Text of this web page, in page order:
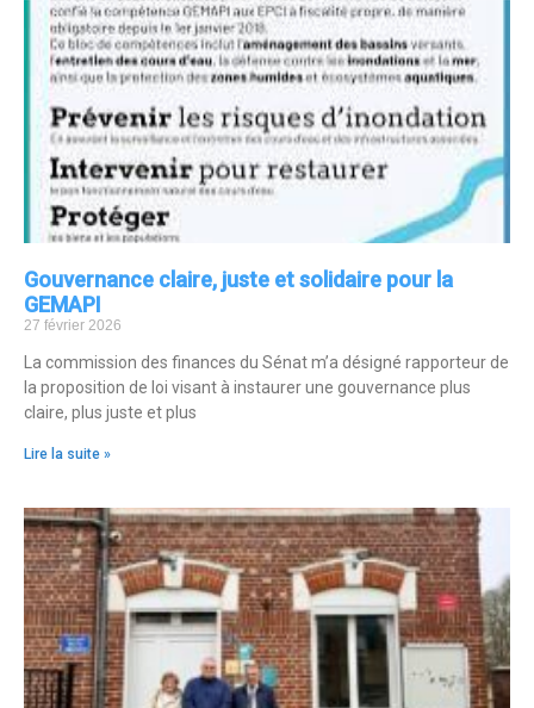
Gouvernance claire, juste et solidaire pour la
GEMAPI
27 février 2026
La commission des finances du Sénat m’a désigné rapporteur de
la proposition de loi visant à instaurer une gouvernance plus
claire, plus juste et plus
Lire la suite »